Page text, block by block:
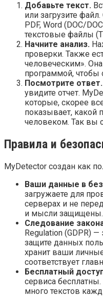
Добавьте текст.
или загрузите
PDF, Word (DOC/
текстовые файлы
Начните анализ.
проверки. Также
человеческим».
программой, чтобы
Посмотрите ответ.
увидите отчет.
которые, скорее
показывает, какой
человеком. Так вы
Правила и
MyDetector создан как
Ваши данные в
загружаете для
серверах и не
и мысли защищены.
Следование
Regulation (GDPR)
защите данных
хранит ваши
соответствует
Бесплатный
сервиса
много текстов